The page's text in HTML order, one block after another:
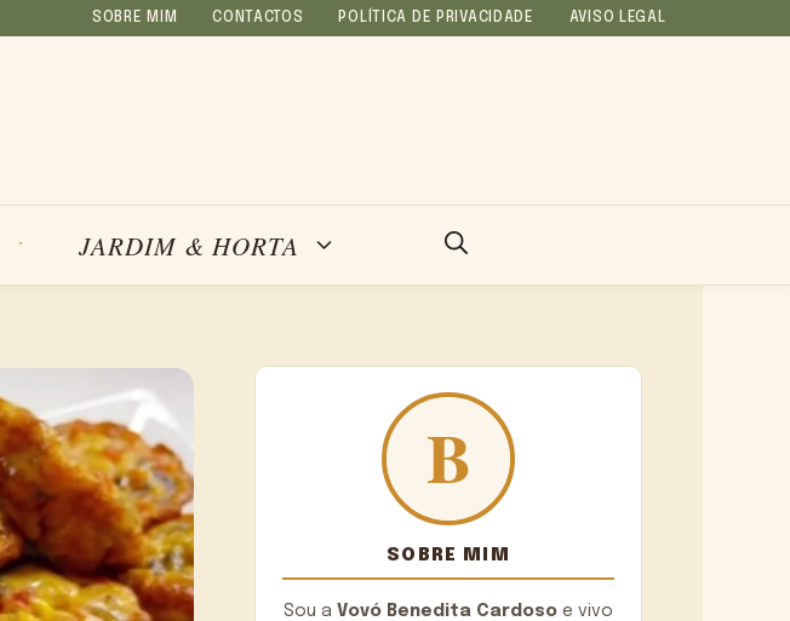
SOBRE MIM CONTACTOS POLÍTICA DE PRIVACIDADE AVISO LEGAL
JARDIM & HORTA
SOBRE MIM
Sou a Vovó Benedita Cardoso e vivo